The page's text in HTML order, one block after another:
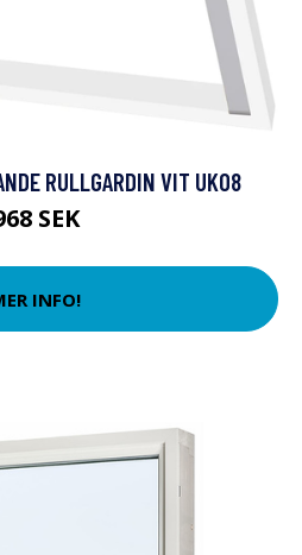
RULLGARDIN VIT UK08
SEK
INFO!